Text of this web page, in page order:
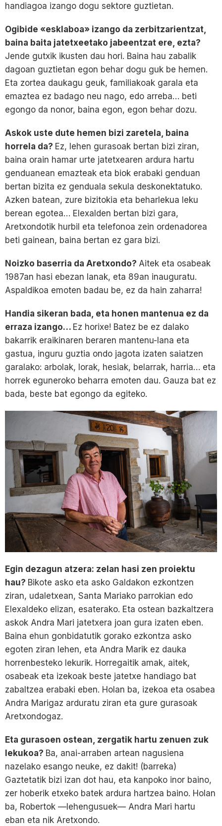
handiagoa izango dogu sektore guztietan.
Ogibide «esklaboa» izango da zerbitzarientzat,
baina baita jatetxeetako jabeentzat ere, ezta?
Jende gutxik ikusten dau hori. Baina hau zabalik
dagoan guztietan egon behar dogu guk be hemen.
Eta zortea daukagu geuk, familiakoak garala eta
emaztea ez badago neu nago, edo arreba… beti
egongo da nonor, baina egon, egon behar dozu.
Askok uste dute hemen bizi zaretela, baina
horrela da? Ez, lehen gurasoak bertan bizi ziran,
baina orain hamar urte jatetxearen ardura hartu
genduanean emazteak eta biok erabaki genduan
bertan bizita ez genduala sekula deskonektatuko.
Azken batean, zure bizitokia eta beharlekua leku
berean egotea… Elexalden bertan bizi gara,
Aretxondotik hurbil eta telefonoa zein ordenadorea
beti gainean, baina bertan ez gara bizi.
Noizko baserria da Aretxondo? Aitek eta osabeak
1987an hasi ebezan lanak, eta 89an inauguratu.
Aspaldikoa emoten badau be, ez da hain zaharra!
Handia sikeran bada, eta honen mantenua ez da
erraza izango… Ez horixe! Batez be ez dalako
bakarrik eraikinaren beraren mantenu-lana eta
gastua, inguru guztia ondo jagota izaten saiatzen
garalako: arbolak, lorak, hesiak, belarrak, harria… eta
horrek eguneroko beharra emoten dau. Gauza bat ez
bada, beste bat egongo da egiteko.
Egin dezagun atzera: zelan hasi zen proiektu
hau? Bikote asko eta asko Galdakon ezkontzen
ziran, udaletxean, Santa Mariako parrokian edo
Elexaldeko elizan, esaterako. Eta ostean bazkaltzera
askok Andra Mari jatetxera joan gura izaten eben.
Baina ehun gonbidatutik gorako ezkontza asko
egoten ziran lehen, eta Andra Marik ez dauka
horrenbesteko lekurik. Horregaitik amak, aitek,
osabeak eta izekoak beste jatetxe handiago bat
zabaltzea erabaki eben. Holan ba, izekoa eta osabea
Andra Marigaz arduratu ziran eta gure gurasoak
Aretxondogaz.
Eta gurasoen ostean, zergatik hartu zenuen zuk
lekukoa? Ba, anai-arraben artean nagusiena
nazelako esango neuke, ez dakit! (barreka)
Gaztetatik bizi izan dot hau, eta kanpoko inor baino,
zer hoberik etxeko batek ardura hartzea baino. Holan
ba, Robertok —lehengusuek— Andra Mari hartu
eban eta nik Aretxondo.